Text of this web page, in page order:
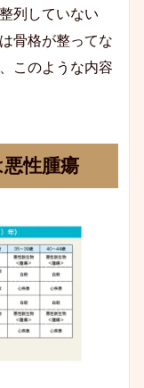
列していない
骨格が整ってな
このような内容
性腫瘍